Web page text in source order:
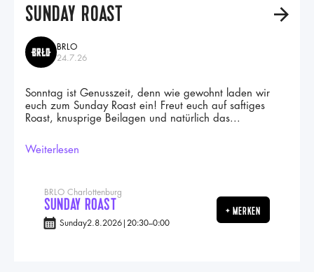
SUNDAY ROAST A
BRLO
24.7.26
Sonntag ist Genusszeit, denn wie gewohnt laden wir
euch zum Sunday Roast ein! Freut euch auf saftiges
Roast, knusprige Beilagen und natürlich das...
Weiterlesen
BRLO Charlottenburg
SUNDAY ROAST
Sunday2.8.2026 20:30–0:00
+ MERKEN